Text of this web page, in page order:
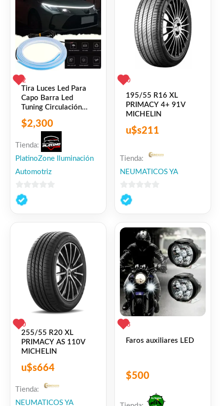
2
Tira Luces Led Para
Capo Barra Led
Tuning Circulación
Diurna
$2,300
Tienda:
PlatinoZone Iluminación
Automotriz
0
de
0
195/55 R16 XL
PRIMACY 4+ 91V
MICHELIN
u$s211
Tienda:
NEUMATICOS YA
0
de
0
255/55 R20 XL
PRIMACY AS 110V
MICHELIN
u$s664
Tienda:
NEUMATICOS YA
3
Faros auxiliares LED
$500